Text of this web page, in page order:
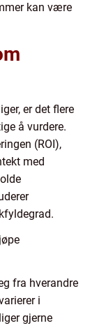
kan være
er det flere
å vurdere.
(ROI),
med
fra hverandre
i
gjerne